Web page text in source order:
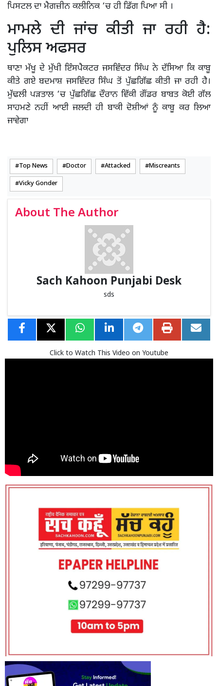
ਪਿਸਟਲ ਦਾ ਮੈਗਜ਼ੀਨ ਕਲੀਨਿਕ ‘ਚ ਹੀ ਡਿੱਗ ਪਿਆ ਸੀ ।
ਮਾਮਲੇ ਦੀ ਜਾਂਚ ਕੀਤੀ ਜਾ ਰਹੀ ਹੈ:
ਪੁਲਿਸ ਅਫਸਰ
ਥਾਣਾ ਮੱਖੂ ਦੇ ਮੁੱਖੀ ਇੰਸਪੈਕਟਰ ਜਸਵਿੰਦਰ ਸਿੰਘ ਨੇ ਦੱਸਿਆ ਕਿ ਕਾਬੂ
ਕੀਤੇ ਗਏ ਬਦਮਾਸ਼ ਜਸਵਿੰਦਰ ਸਿੰਘ ਤੋਂ ਪੁੱਛਗਿੱਛ ਕੀਤੀ ਜਾ ਰਹੀ ਹੈ।
ਮੁੱਢਲੀ ਪੜਤਾਲ ‘ਚ ਪੁੱਛਗਿੱਛ ਦੌਰਾਨ ਵਿੱਕੀ ਗੌਂਡਰ ਬਾਬਤ ਕੋਈ ਗੱਲ
ਸਾਹਮਣੇ ਨਹੀਂ ਆਈ ਜਲਦੀ ਹੀ ਬਾਕੀ ਦੋਸ਼ੀਆਂ ਨੂੰ ਕਾਬੂ ਕਰ ਲਿਆ
ਜਾਵੇਗਾ
Top News Doctor Attacked Miscreants
Vicky Gonder
About The Author
Sach Kahoon Punjabi Desk
sds
Click to Watch This Video on Youtube